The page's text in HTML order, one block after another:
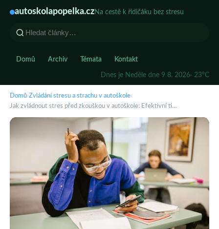
autoskolapopelka.czNa cestě k řidičáku bez stresu
Domů Archiv Témata Kontakt
Dnes je Neděle dne 9 8. 2026· 23°C
Domů›Zvládání stresu a strachu v autoškole›
Jak zvládnout stres před zkouškou v autoškole: Efektivní ti…